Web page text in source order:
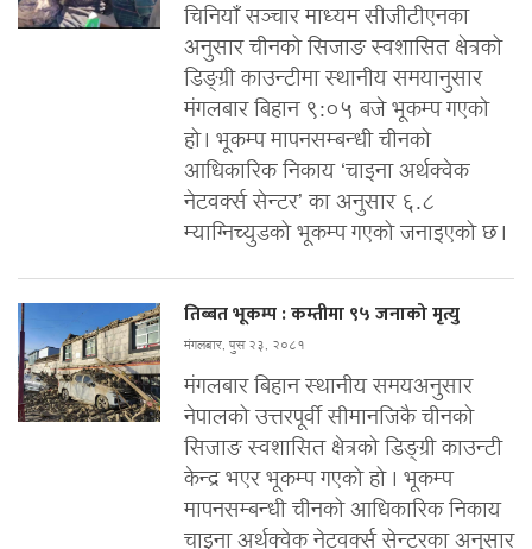
चिनियाँ सञ्चार माध्यम सीजीटीएनका
अनुसार चीनको सिजाङ स्वशासित क्षेत्रको
डिङ्ग्री काउन्टीमा स्थानीय समयानुसार
मंगलबार बिहान ९:०५ बजे भूकम्प गएको
हो । भूकम्प मापनसम्बन्धी चीनको
आधिकारिक निकाय ‘चाइना अर्थक्वेक
नेटवर्क्स सेन्टर’ का अनुसार ६.८
म्याग्निच्युडको भूकम्प गएको जनाइएको छ ।
तिब्बत भूकम्प : कम्तीमा ९५ जनाको मृत्यु
मंगलबार, पुस २३, २०८१
मंगलबार बिहान स्थानीय समयअनुसार
नेपालको उत्तरपूर्वी सीमानजिकै चीनको
सिजाङ स्वशासित क्षेत्रको डिङ्ग्री काउन्टी
केन्द्र भएर भूकम्प गएको हो । भूकम्प
मापनसम्बन्धी चीनको आधिकारिक निकाय
चाइना अर्थक्वेक नेटवर्क्स सेन्टरका अनुसार